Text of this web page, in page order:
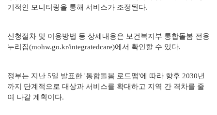
기적인 모니터링을 통해 서비스가 조정된다.
신청절차 및 이용방법 등 상세내용은 보건복지부 통합돌봄 전용
누리집(mohw.go.kr/integratedcare)에서 확인할 수 있다.
정부는 지난 5일 발표한 '통합돌봄 로드맵'에 따라 향후 2030년
까지 단계적으로 대상과 서비스를 확대하고 지역 간 격차를 줄
여 나갈 계획이다.